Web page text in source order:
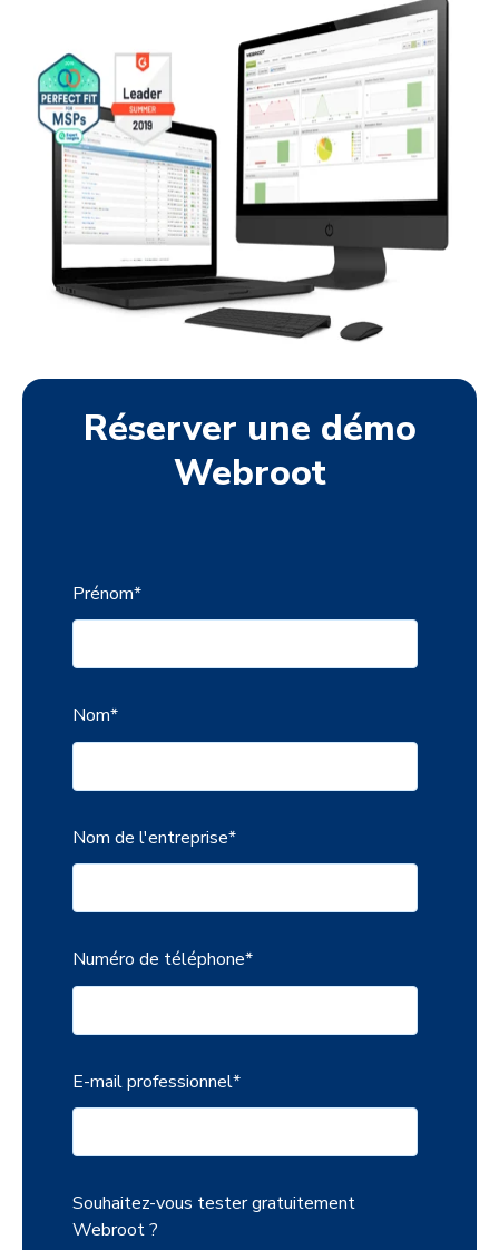
Réserver une démo
Webroot
Prénom*
Nom*
Nom de l'entreprise*
Numéro de téléphone*
E-mail professionnel*
Souhaitez-vous tester gratuitement
Webroot ?